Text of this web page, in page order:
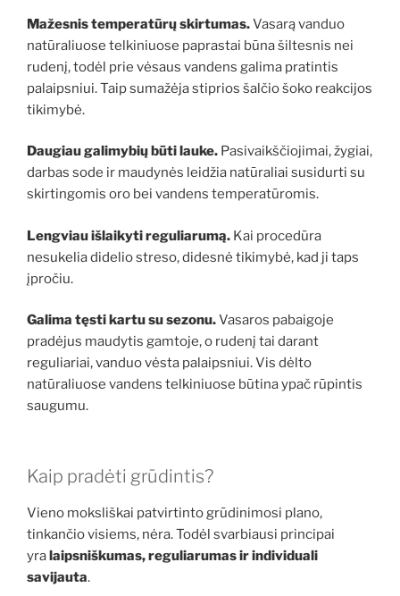
Mažesnis temperatūrų skirtumas.Vasarą vanduo
natūraliuose telkiniuose paprastai būna šiltesnis nei
rudenį, todėl prie vėsaus vandens galima pratintis
palaipsniui. Taip sumažėja stiprios šalčio šoko reakcijos
tikimybė.
Daugiau galimybių būti lauke. Pasivaikščiojimai, žygiai,
darbas sode ir maudynės leidžia natūraliai susidurti su
skirtingomis oro bei vandens temperatūromis.
Lengviau išlaikyti reguliarumą. Kai procedūra
nesukelia didelio streso, didesnė tikimybė, kad ji taps
įpročiu.
Galima tęsti kartu su sezonu.Vasaros pabaigoje
pradėjus maudytis gamtoje, o rudenį tai darant
reguliariai, vanduo vėsta palaipsniui. Vis dėlto
natūraliuose vandens telkiniuose būtina ypač rūpintis
saugumu.
Kaip pradėti grūdintis?
Vieno moksliškai patvirtinto grūdinimosi plano,
tinkančio visiems, nėra. Todėl svarbiausi principai
yralaipsniškumas, reguliarumas ir individuali
savijauta.